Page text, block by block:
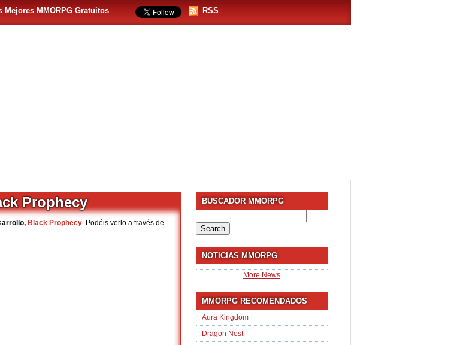
Mejores MMORPG Gratuitos RSS
Prophecy
Black Prophecy. Podéis verlo a través de
BUSCADOR MMORPG
for:
NOTICIAS MMORPG
More News
MMORPG RECOMENDADOS
Aura Kingdom
Dragon Nest